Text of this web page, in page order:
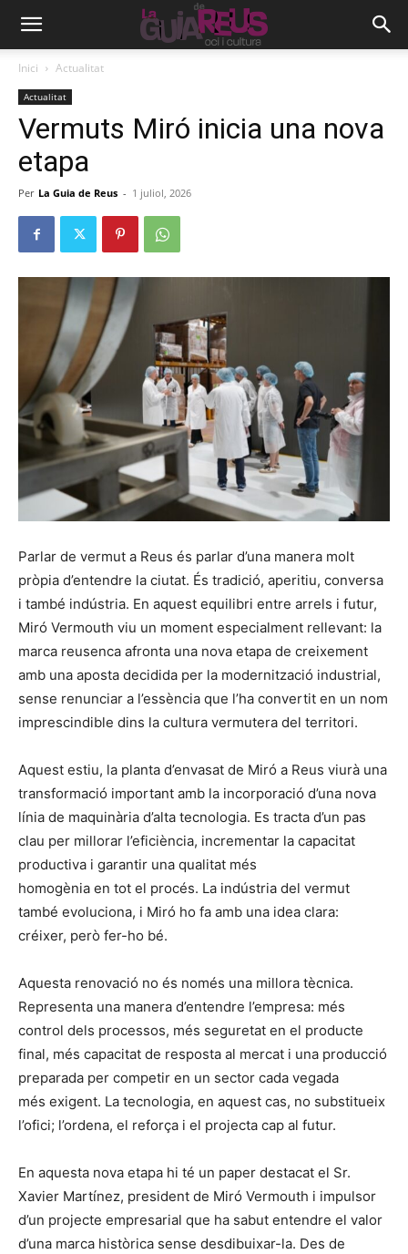
Inici Actualitat
Actualitat
Vermuts Miró inicia una nova
etapa
Per La Guia de Reus - 1 juliol, 2026
Parlar de vermut a Reus és parlar d’una manera molt
pròpia d’entendre la ciutat. És tradició, aperitiu, conversa
i també indústria. En aquest equilibri entre arrels i futur,
Miró Vermouth viu un moment especialment rellevant: la
marca reusenca afronta una nova etapa de creixement
amb una aposta decidida per la modernització industrial,
sense renunciar a l’essència que l’ha convertit en un nom
imprescindible dins la cultura vermutera del territori.
Aquest estiu, la planta d’envasat de Miró a Reus viurà una
transformació important amb la incorporació d’una nova
línia de maquinària d’alta tecnologia. Es tracta d’un pas
clau per millorar l’eficiència, incrementar la capacitat
productiva i garantir una qualitat més
homogènia en tot el procés. La indústria del vermut
també evoluciona, i Miró ho fa amb una idea clara:
créixer, però fer-ho bé.
Aquesta renovació no és només una millora tècnica.
Representa una manera d’entendre l’empresa: més
control dels processos, més seguretat en el producte
final, més capacitat de resposta al mercat i una producció
preparada per competir en un sector cada vegada
més exigent. La tecnologia, en aquest cas, no substitueix
l’ofici; l’ordena, el reforça i el projecta cap al futur.
En aquesta nova etapa hi té un paper destacat el Sr.
Xavier Martínez, president de Miró Vermouth i impulsor
d’un projecte empresarial que ha sabut entendre el valor
d’una marca històrica sense desdibuixar-la. Des de